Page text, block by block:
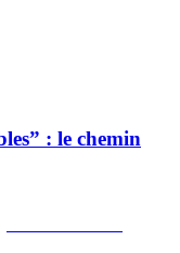
: le chemin